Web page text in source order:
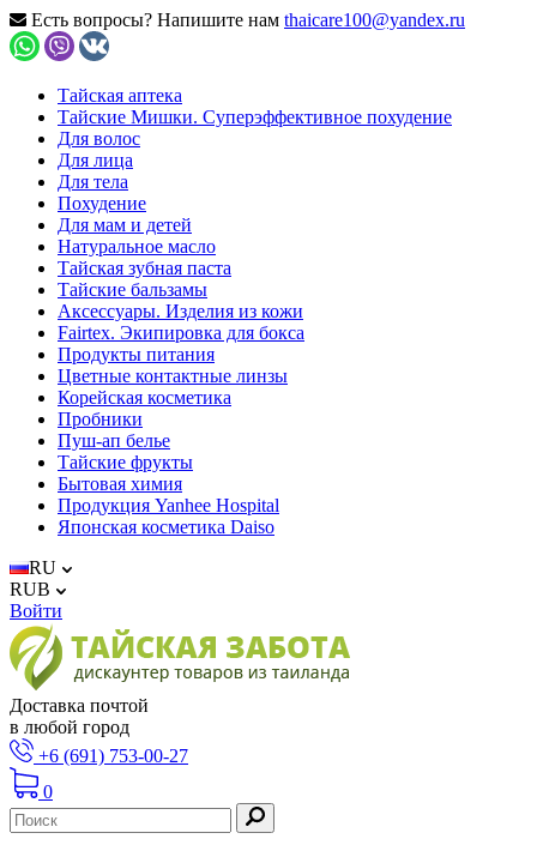
Есть вопросы? Напишите нам thaicare100@yandex.ru
Тайская аптека
Тайские Мишки. Суперэффективное похудение
Для волос
Для лица
Для тела
Похудение
Для мам и детей
Натуральное масло
Тайская зубная паста
Тайские бальзамы
Аксессуары. Изделия из кожи
Fairtex. Экипировка для бокса
Продукты питания
Цветные контактные линзы
Корейская косметика
Пробники
Пуш-ап белье
Тайские фрукты
Бытовая химия
Продукция Yanhee Hospital
Японская косметика Daiso
RU
RUB
Войти
Доставка почтой
в любой город
+6 (691) 753-00-27
0